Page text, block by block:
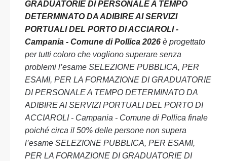
GRADUATORIE DI PERSONALE A TEMPO
DETERMINATO DA ADIBIRE AI SERVIZI
PORTUALI DEL PORTO DI ACCIAROLI -
Campania - Comune di Pollica 2026 è progettato
per tutti coloro che vogliono superare senza
problemi l’esame SELEZIONE PUBBLICA, PER
ESAMI, PER LA FORMAZIONE DI GRADUATORIE
DI PERSONALE A TEMPO DETERMINATO DA
ADIBIRE AI SERVIZI PORTUALI DEL PORTO DI
ACCIAROLI - Campania - Comune di Pollica finale
poiché circa il 50% delle persone non supera
l’esame SELEZIONE PUBBLICA, PER ESAMI,
PER LA FORMAZIONE DI GRADUATORIE DI